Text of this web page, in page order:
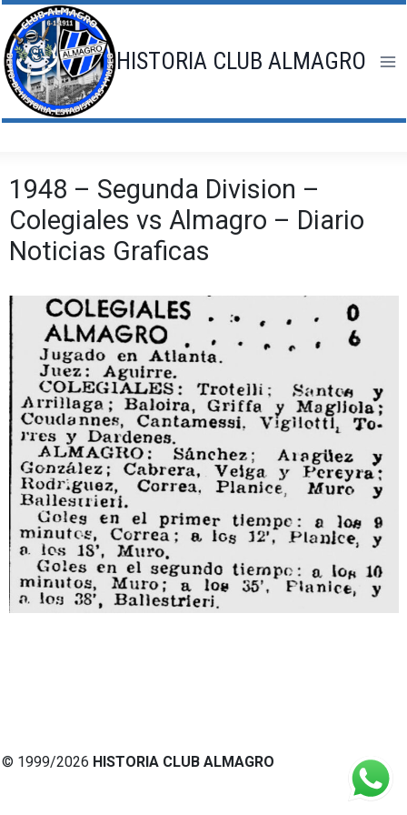
Saltar
al
contenido
HISTORIA CLUB ALMAGRO
1948 – Segunda Division –
Colegiales vs Almagro – Diario
Noticias Graficas
© 1999/2026 HISTORIA CLUB ALMAGRO